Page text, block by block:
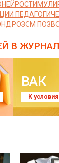
В
ВАК
К